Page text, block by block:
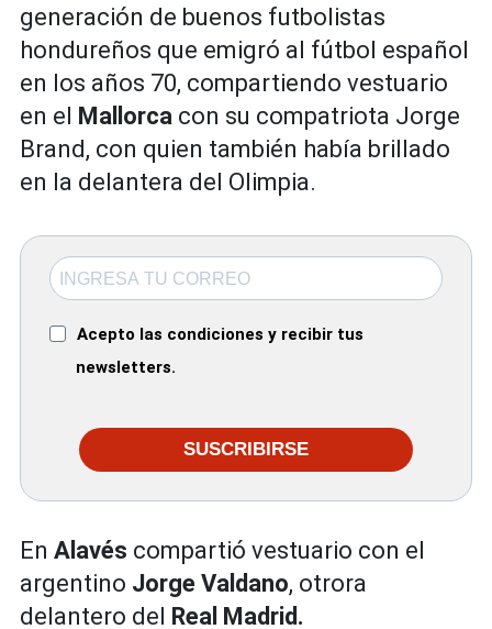
generación de buenos futbolistas
hondureños que emigró al fútbol español
en los años 70, compartiendo vestuario
en el
Mallorca con su compatriota Jorge
Brand, con quien también había brillado
en la delantera del Olimpia.
Acepto las condiciones y recibir tus
newsletters.
SUSCRIBIRSE
En Alavés compartió vestuario con el
argentino Jorge Valdano, otrora
delantero del
Real Madrid.